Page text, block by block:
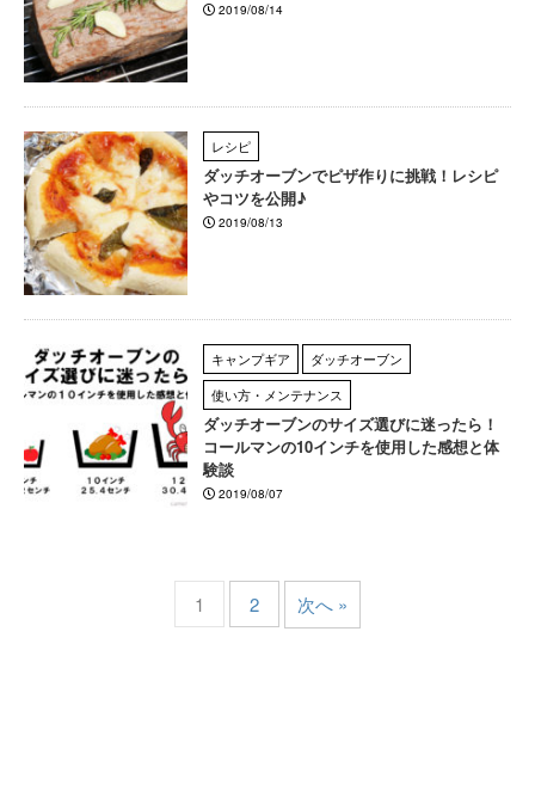
2019/08/14
レシピ
ダッチオーブンでピザ作りに挑戦！レシピ
やコツを公開♪
2019/08/13
キャンプギア
ダッチオーブン
使い方・メンテナンス
ダッチオーブンのサイズ選びに迷ったら！
コールマンの10インチを使用した感想と体
験談
2019/08/07
1 2 次へ »